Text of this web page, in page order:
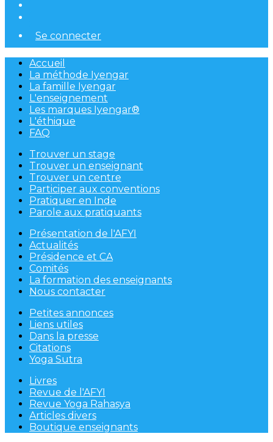
Se connecter
Accueil
La méthode Iyengar
La famille Iyengar
L'enseignement
Les marques Iyengar®
L'éthique
FAQ
Trouver un stage
Trouver un enseignant
Trouver un centre
Participer aux conventions
Pratiquer en Inde
Parole aux pratiquants
Présentation de l'AFYI
Actualités
Présidence et CA
Comités
La formation des enseignants
Nous contacter
Petites annonces
Liens utiles
Dans la presse
Citations
Yoga Sutra
Livres
Revue de l'AFYI
Revue Yoga Rahasya
Articles divers
Boutique enseignants